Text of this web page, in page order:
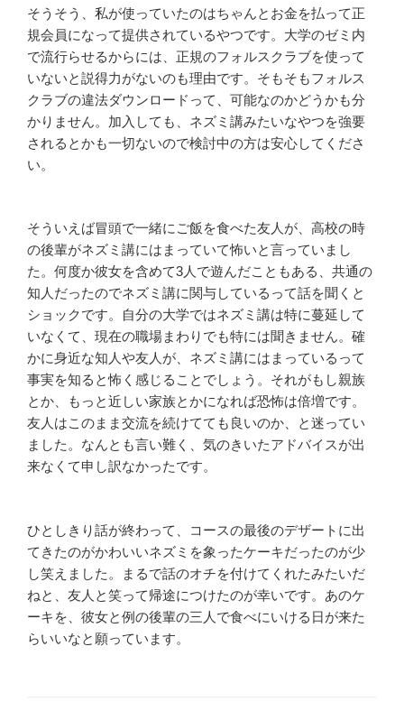
そうそう、私が使っていたのはちゃんとお金を払って正
規会員になって提供されているやつです。大学のゼミ内
で流行らせるからには、正規のフォルスクラブを使って
いないと説得力がないのも理由です。そもそもフォルス
クラブの違法ダウンロードって、可能なのかどうかも分
かりません。加入しても、ネズミ講みたいなやつを強要
されるとかも一切ないので検討中の方は安心してくださ
い。
そういえば冒頭で一緒にご飯を食べた友人が、高校の時
の後輩がネズミ講にはまっていて怖いと言っていまし
た。何度か彼女を含めて3人で遊んだこともある、共通の
知人だったのでネズミ講に関与しているって話を聞くと
ショックです。自分の大学ではネズミ講は特に蔓延して
いなくて、現在の職場まわりでも特には聞きません。確
かに身近な知人や友人が、ネズミ講にはまっているって
事実を知ると怖く感じることでしょう。それがもし親族
とか、もっと近しい家族とかになれば恐怖は倍増です。
友人はこのまま交流を続けてても良いのか、と迷ってい
ました。なんとも言い難く、気のきいたアドバイスが出
来なくて申し訳なかったです。
ひとしきり話が終わって、コースの最後のデザートに出
てきたのがかわいいネズミを象ったケーキだったのが少
し笑えました。まるで話のオチを付けてくれたみたいだ
ねと、友人と笑って帰途につけたのが幸いです。あのケ
ーキを、彼女と例の後輩の三人で食べにいける日が来た
らいいなと願っています。